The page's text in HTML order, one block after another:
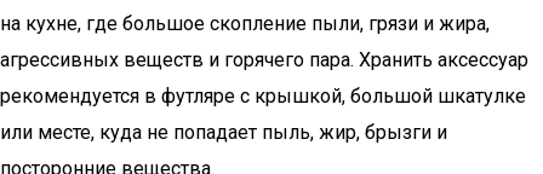
на кухне, где большое скопление пыли, грязи и жира,
агрессивных веществ и горячего пара. Хранить аксессуар
рекомендуется в футляре с крышкой, большой шкатулке
или месте, куда не попадает пыль, жир, брызги и
посторонние вещества.